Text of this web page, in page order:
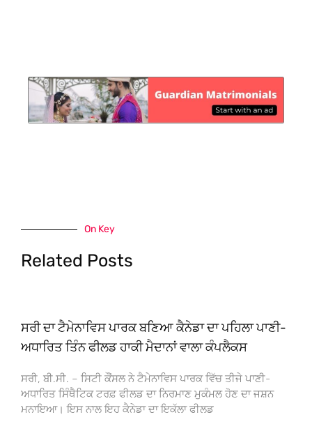
On Key
Related Posts
ਸਰੀ ਦਾ ਟੈਮੇਨਾਵਿਸ ਪਾਰਕ ਬਣਿਆ ਕੈਨੇਡਾ ਦਾ ਪਹਿਲਾ ਪਾਣੀ-
ਅਧਾਰਿਤ ਤਿੰਨ ਫੀਲਡ ਹਾਕੀ ਮੈਦਾਨਾਂ ਵਾਲਾ ਕੰਪਲੈਕਸ
ਸਰੀ, ਬੀ.ਸੀ. – ਸਿਟੀ ਕੌਂਸਲ ਨੇ ਟੈਮੇਨਾਵਿਸ ਪਾਰਕ ਵਿੱਚ ਤੀਜੇ ਪਾਣੀ-
ਅਧਾਰਿਤ ਸਿੰਥੈਟਿਕ ਟਰਫ਼ ਫੀਲਡ ਦਾ ਨਿਰਮਾਣ ਮੁਕੰਮਲ ਹੋਣ ਦਾ ਜਸ਼ਨ
ਮਨਾਇਆ। ਇਸ ਨਾਲ ਇਹ ਕੈਨੇਡਾ ਦਾ ਇਕੱਲਾ ਫੀਲਡ